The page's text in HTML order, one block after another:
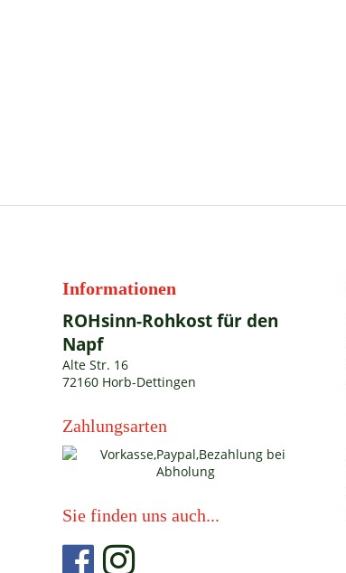
Informationen
ROHsinn-Rohkost für den
Napf
Alte Str. 16
72160 Horb-Dettingen
Zahlungsarten
Sie finden uns auch...